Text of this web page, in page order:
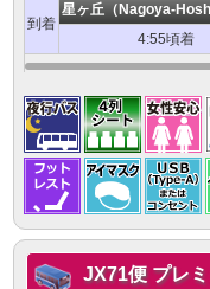
到着
星ヶ丘（Nagoya-
4:55頃着
JX71便 プレ